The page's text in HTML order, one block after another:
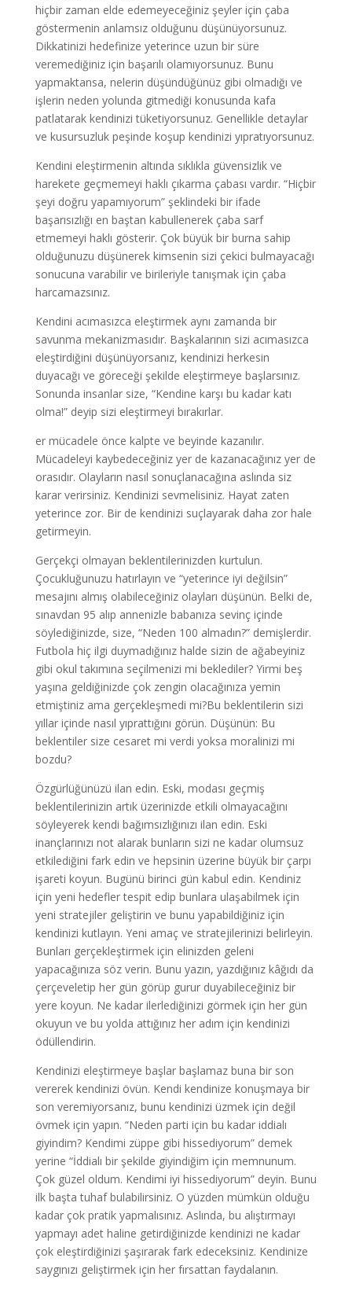
hiçbir zaman elde edemeyeceğiniz şeyler için çaba
göstermenin anlamsız olduğunu düşünüyorsunuz.
Dikkatinizi hedefinize yeterince uzun bir süre
veremediğiniz için başarılı olamıyorsunuz. Bunu
yapmaktansa, nelerin düşündüğünüz gibi olmadığı ve
işlerin neden yolunda gitmediği konusunda kafa
patlatarak kendinizi tüketiyorsunuz. Genellikle detaylar
ve kusursuzluk peşinde koşup kendinizi yıpratıyorsunuz.
Kendini eleştirmenin altında sıklıkla güvensizlik ve
harekete geçmemeyi haklı çıkarma çabası vardır. “Hiçbir
şeyi doğru yapamıyorum” şeklindeki bir ifade
başarısızlığı en baştan kabullenerek çaba sarf
etmemeyi haklı gösterir. Çok büyük bir burna sahip
olduğunuzu düşünerek kimsenin sizi çekici bulmayacağı
sonucuna varabilir ve birileriyle tanışmak için çaba
harcamazsınız.
Kendini acımasızca eleştirmek aynı zamanda bir
savunma mekanizmasıdır. Başkalarının sizi acımasızca
eleştirdiğini düşünüyorsanız, kendinizi herkesin
duyacağı ve göreceği şekilde eleştirmeye başlarsınız.
Sonunda insanlar size, “Kendine karşı bu kadar katı
olma!” deyip sizi eleştirmeyi bırakırlar.
er mücadele önce kalpte ve beyinde kazanılır.
Mücadeleyi kaybedeceğiniz yer de kazanacağınız yer de
orasıdır. Olayların nasıl sonuçlanacağına aslında siz
karar verirsiniz. Kendinizi sevmelisiniz. Hayat zaten
yeterince zor. Bir de kendinizi suçlayarak daha zor hale
getirmeyin.
Gerçekçi olmayan beklentilerinizden kurtulun.
Çocukluğunuzu hatırlayın ve “yeterince iyi değilsin”
mesajını almış olabileceğiniz olayları düşünün. Belki de,
sınavdan 95 alıp annenizle babanıza sevinç içinde
söylediğinizde, size, “Neden 100 almadın?” demişlerdir.
Futbola hiç ilgi duymadığınız halde sizin de ağabeyiniz
gibi okul takımına seçilmenizi mi beklediler? Yirmi beş
yaşına geldiğinizde çok zengin olacağınıza yemin
etmiştiniz ama gerçekleşmedi mi?Bu beklentilerin sizi
yıllar içinde nasıl yıprattığını görün. Düşünün: Bu
beklentiler size cesaret mi verdi yoksa moralinizi mi
bozdu?
Özgürlüğünüzü ilan edin. Eski, modası geçmiş
beklentilerinizin artık üzerinizde etkili olmayacağını
söyleyerek kendi bağımsızlığınızı ilan edin. Eski
inançlarınızı not alarak bunların sizi ne kadar olumsuz
etkilediğini fark edin ve hepsinin üzerine büyük bir çarpı
işareti koyun. Bugünü birinci gün kabul edin. Kendiniz
için yeni hedefler tespit edip bunlara ulaşabilmek için
yeni stratejiler geliştirin ve bunu yapabildiğiniz için
kendinizi kutlayın. Yeni amaç ve stratejilerinizi belirleyin.
Bunları gerçekleştirmek için elinizden geleni
yapacağınıza söz verin. Bunu yazın, yazdığınız kâğıdı da
çerçeveletip her gün görüp gurur duyabileceğiniz bir
yere koyun. Ne kadar ilerlediğinizi görmek için her gün
okuyun ve bu yolda attığınız her adım için kendinizi
ödüllendirin.
Kendinizi eleştirmeye başlar başlamaz buna bir son
vererek kendinizi övün. Kendi kendinize konuşmaya bir
son veremiyorsanız, bunu kendinizi üzmek için değil
övmek için yapın. “Neden parti için bu kadar iddialı
giyindim? Kendimi züppe gibi hissediyorum” demek
yerine “İddialı bir şekilde giyindiğim için memnunum.
Çok güzel oldum. Kendimi iyi hissediyorum” deyin. Bunu
ilk başta tuhaf bulabilirsiniz. O yüzden mümkün olduğu
kadar çok pratik yapmalısınız. Aslında, bu alıştırmayı
yapmayı adet haline getirdiğinizde kendinizi ne kadar
çok eleştirdiğinizi şaşırarak fark edeceksiniz. Kendinize
saygınızı geliştirmek için her fırsattan faydalanın.